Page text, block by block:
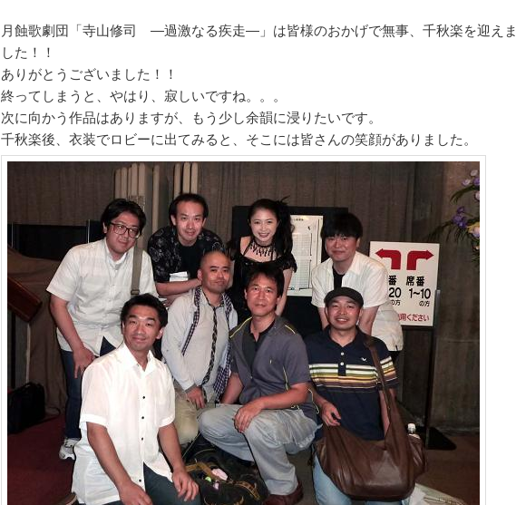
月蝕歌劇団「寺山修司 ―過激なる疾走―」は皆様のおかげで無事、千秋楽を迎えま
した！！
ありがとうございました！！
終ってしまうと、やはり、寂しいですね。。。
次に向かう作品はありますが、もう少し余韻に浸りたいです。
千秋楽後、衣装でロビーに出てみると、そこには皆さんの笑顔がありました。